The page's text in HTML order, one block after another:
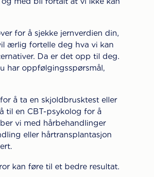
for å sjekke jernverdien din,
ærlig fortelle deg hva vi kan
Da er det opp til deg.
har oppfølgingsspørsmål,
å ta en skjoldbrusktest eller
til en CBT-psykolog for å
vi med hårbehandlinger
eller hårtransplantasjon
kan føre til et bedre resultat.